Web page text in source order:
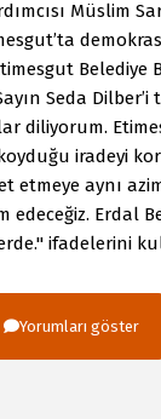
Müslim
Belediye
Seda Dilber’i
diliyorum.
iradeyi
etmeye aynı
edeceğiz. Erdal
ifadelerini
Yorumları göster